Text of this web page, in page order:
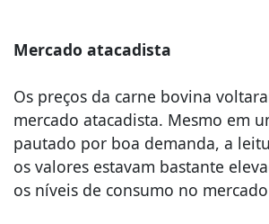
Mercado atacadista
Os preços da carne bovina
mercado atacadista. Mesmo em
pautado por boa demanda, a
os valores estavam bastante
os níveis de consumo no